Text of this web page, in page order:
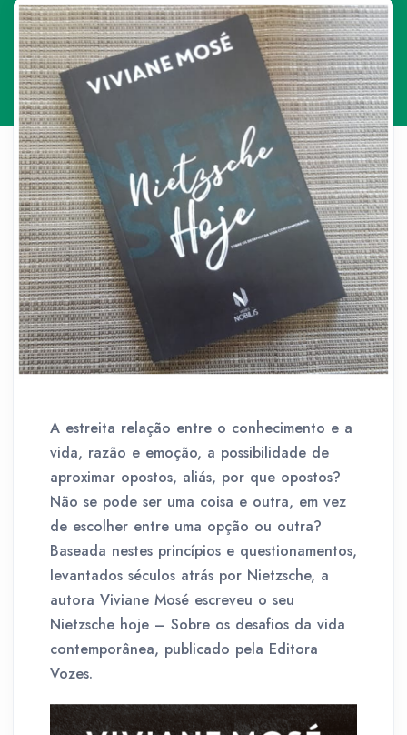
A estreita relação entre o conhecimento e a
vida, razão e emoção, a possibilidade de
aproximar opostos, aliás, por que opostos?
Não se pode ser uma coisa e outra, em vez
de escolher entre uma opção ou outra?
Baseada nestes princípios e questionamentos,
levantados séculos atrás por Nietzsche, a
autora Viviane Mosé escreveu o seu
Nietzsche hoje – Sobre os desafios da vida
contemporânea, publicado pela Editora
Vozes.